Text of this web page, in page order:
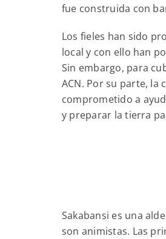
fue construida con
Los fieles han sido
local y con ello han
Sin embargo, para
ACN. Por su parte, la
comprometido a
y preparar la tierra
Sakabansi es una
son animistas. Las